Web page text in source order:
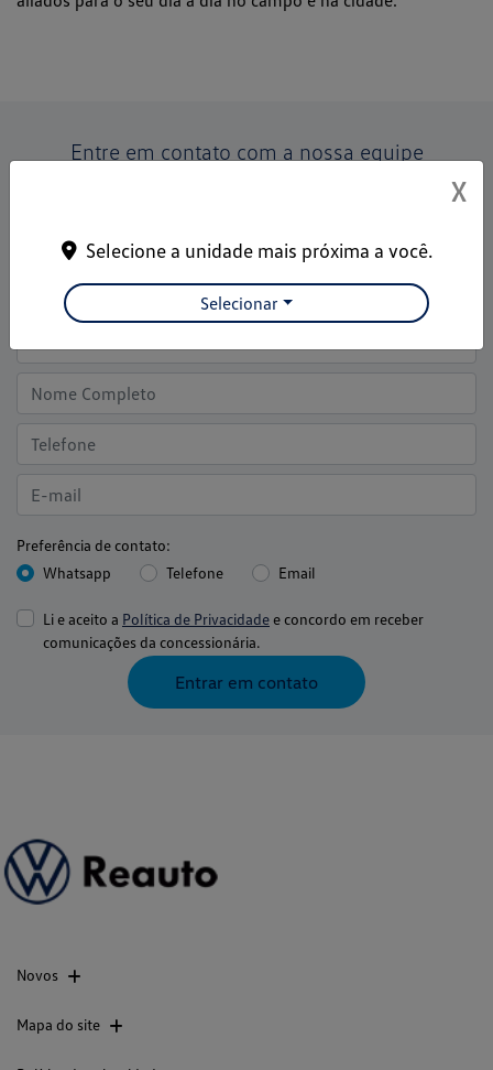
Entre em contato com a nossa equipe
Preferência de contato:
Whatsapp
Telefone Email
Li e aceito a Política de Privacidadee concordo em receber
comunicações da concessionária.
Entrar em contato
Novos
Mapa do site
X
Selecione a unidade mais próxima a você.
Selecionar